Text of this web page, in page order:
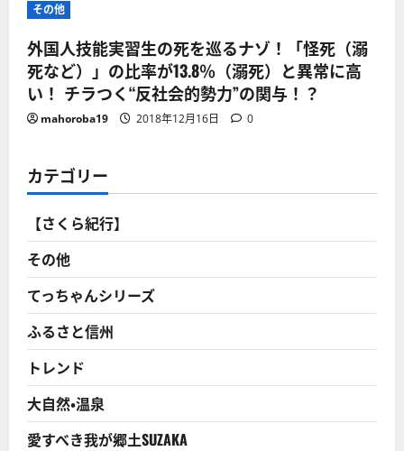
その他
外国人技能実習生の死を巡るナゾ！「怪死（溺
死など）」の比率が13.8％（溺死）と異常に高
い！ チラつく“反社会的勢力”の関与！？
mahoroba19 2018年12月16日 0
カテゴリー
【さくら紀行】
その他
てっちゃんシリーズ
ふるさと信州
トレンド
大自然・温泉
愛すべき我が郷土SUZAKA